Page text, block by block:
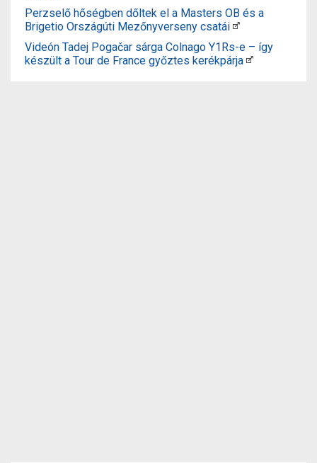
Perzselő hőségben dőltek el a Masters OB és a
Brigetio Országúti Mezőnyverseny csatái
Videón Tadej Pogačar sárga Colnago Y1Rs-e – így
készült a Tour de France győztes kerékpárja